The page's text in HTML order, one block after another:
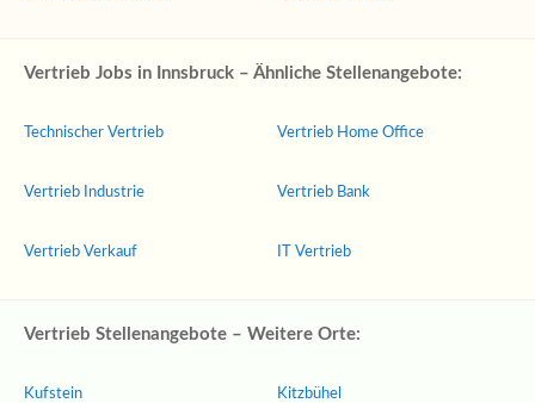
Vertrieb Jobs in Innsbruck – Ähnliche Stellenangebote:
Technischer Vertrieb
Vertrieb Industrie
Vertrieb Verkauf
Vertrieb Home Office
Vertrieb Bank
IT Vertrieb
Vertrieb Stellenangebote – Weitere Orte:
Kufstein Kitzbühel